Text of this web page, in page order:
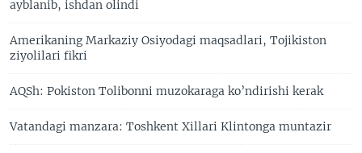
ayblanib, ishdan olindi
Amerikaning Markaziy Osiyodagi maqsadlari, Tojikiston
ziyolilari fikri
AQSh: Pokiston Tolibonni muzokaraga ko’ndirishi kerak
Vatandagi manzara: Toshkent Xillari Klintonga muntazir